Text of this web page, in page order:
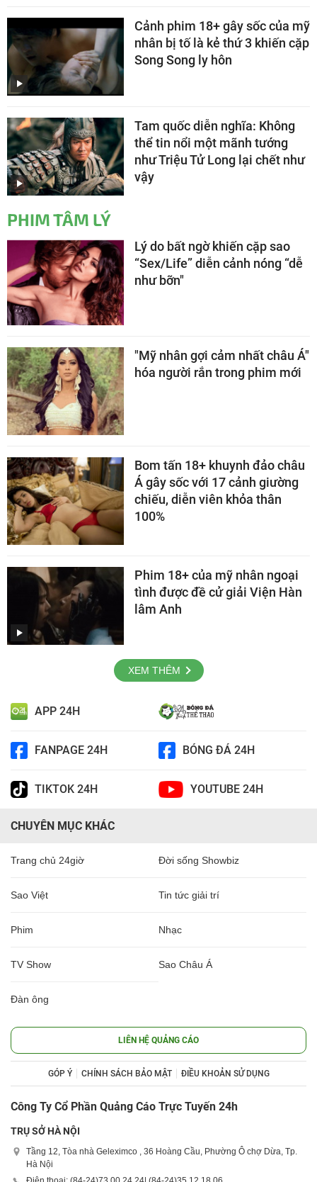
Cảnh phim 18+ gây sốc của mỹ
nhân bị tố là kẻ thứ 3 khiến cặp
Song Song ly hôn
Tam quốc diễn nghĩa: Không
thể tin nổi một mãnh tướng
như Triệu Tử Long lại chết như
vậy
PHIM TÂM LÝ
Lý do bất ngờ khiến cặp sao
“Sex/Life” diễn cảnh nóng “dễ
như bỡn"
"Mỹ nhân gợi cảm nhất châu Á"
hóa người rắn trong phim mới
Bom tấn 18+ khuynh đảo châu
Á gây sốc với 17 cảnh giường
chiếu, diễn viên khỏa thân
100%
Phim 18+ của mỹ nhân ngoại
tình được đề cử giải Viện Hàn
lâm Anh
XEM THÊM
APP 24H
FANPAGE 24H BÓNG ĐÁ 24H
TIKTOK 24H YOUTUBE 24H
CHUYÊN MỤC KHÁC
Trang chủ 24giờ Đời sống Showbiz
Sao Việt Tin tức giải trí
Phim Nhạc
TV Show Sao Châu Á
Đàn ông
LIÊN HỆ QUẢNG CÁO
GÓP Ý CHÍNH SÁCH BẢO MẬT ĐIỀU KHOẢN SỬ DỤNG
Công Ty Cổ Phần Quảng Cáo Trực Tuyến 24h
TRỤ SỞ HÀ NỘI
Tầng 12, Tòa nhà Geleximco , 36 Hoàng Cầu, Phường Ô chợ Dừa, Tp.
Hà Nội